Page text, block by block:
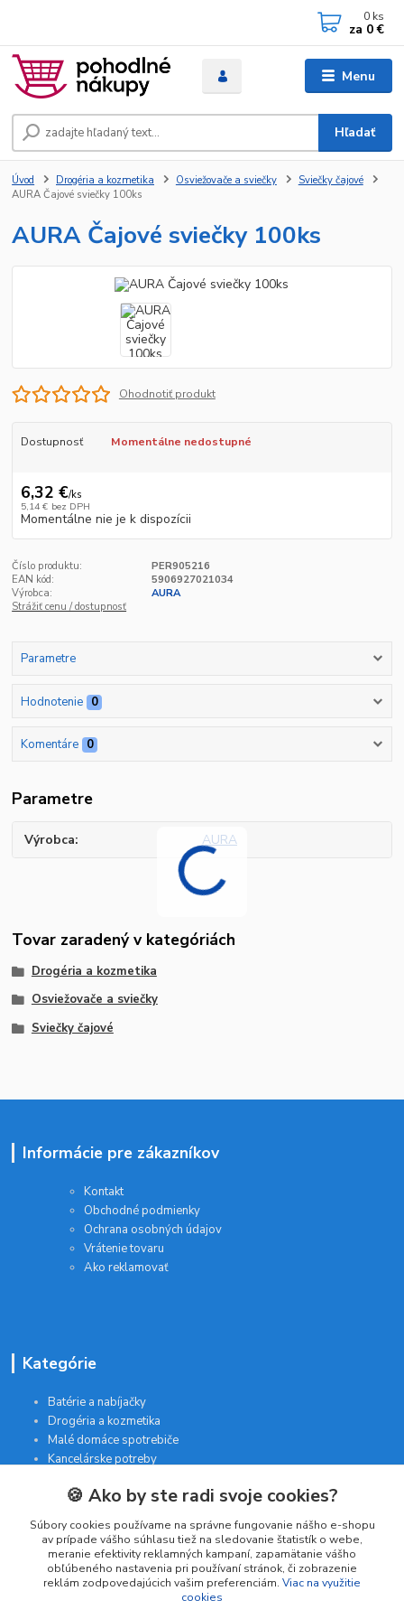
Menu
Hľadať
0 ks
za 0 €
Úvod Drogéria a kozmetika Osviežovače a sviečky
Sviečky čajové
AURA Čajové sviečky 100ks
AURA Čajové sviečky 100ks
Ohodnotiť produkt
Dostupnosť Momentálne nedostupné
6,32 €/ks
5,14 € bez DPH
Momentálne nie je k dispozícii
Číslo produktu:
PER905216
EAN kód:
5906927021034
Výrobca:
AURA
Strážiť cenu / dostupnosť
Parametre
Hodnotenie 0
Komentáre 0
Parametre
Výrobca AURA
Tovar zaradený v kategóriách
Drogéria a kozmetika
Osviežovače a sviečky
Sviečky čajové
Informácie pre zákazníkov
Kontakt
Obchodné podmienky
Ochrana osobných údajov
Vrátenie tovaru
Ako reklamovať
Kategórie
Batérie a nabíjačky
Drogéria a kozmetika
Malé domáce spotrebiče
Kancelárske potreby
Kontakt
INTERGAM s.r.o
Jelšová 5
🍪 Ako by ste radi svoje cookies?
Súbory cookies používame na správne fungovanie nášho e-shopu
av prípade vášho súhlasu tiež na sledovanie štatistík o webe,
meranie efektivity reklamných kampaní, zapamätanie vášho
obľúbeného nastavenia pri používaní stránok, či zobrazenie
reklám zodpovedajúcich vašim preferenciám. Viac na využitie
cookies